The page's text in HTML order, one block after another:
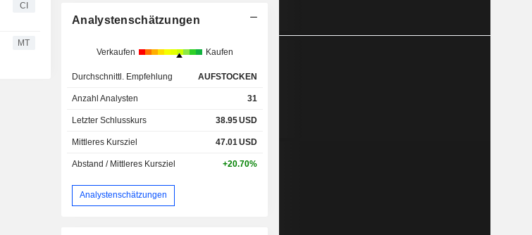
CI
MT
Analystenschätzungen
Verkaufen Kaufen
Durchschnittl. Empfehlung AUFSTOCKEN
Anzahl Analysten 31
Letzter Schlusskurs 38.95USD
Mittleres Kursziel 47.01 USD
Abstand / Mittleres Kursziel +20.70%
Analystenschätzungen